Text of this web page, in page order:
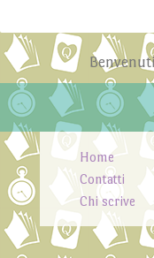
Skip to content
Home
Contatti
Chi scrive